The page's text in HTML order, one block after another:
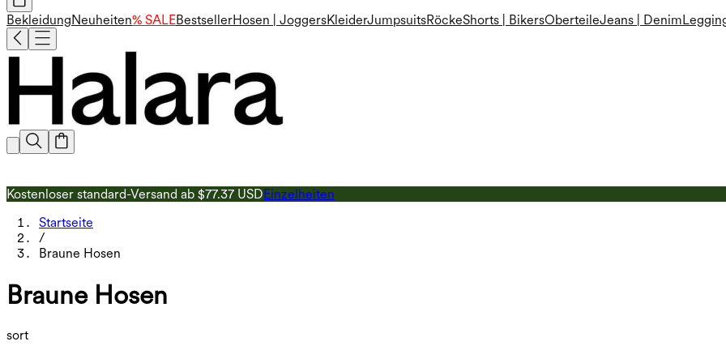
BekleidungNeuheiten% SALEBestsellerHosen | JoggersKleiderJumpsuitsRöckeShorts | BikersOberteileJeans | Denim
Kostenloser standard-Versand ab $77.37 USDEinzelheiten
Startseite
/
Braune Hosen
Braune Hosen
sort